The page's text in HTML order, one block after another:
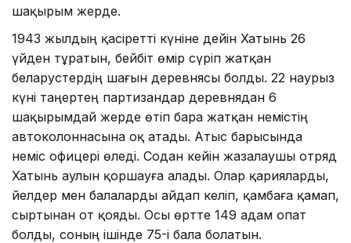
шақырым жерде.
1943 жылдың қасіретті күніне дейін Хатынь 26
үйден тұратын, бейбіт өмір сүріп жатқан
беларустердің шағын деревнясы болды. 22 наурыз
күні таңертең партизандар деревнядан 6
шақырымдай жерде өтіп бара жатқан немістің
автоколоннасына оқ атады. Атыс барысында
неміс офицері өледі. Содан кейін жазалаушы отряд
Хатынь аулын қоршауға алады. Олар қарияларды,
әйелдер мен балаларды айдап әкеліп, қамбаға қамап,
сыртынан от қояды. Осы өртте 149 адам опат
болды, соның ішінде 75-і бала болатын.